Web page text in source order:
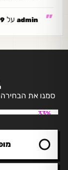
admin על 9 משחקי גיבוש קלילים מעולם האימפרוביזציה
סמנו את
33%